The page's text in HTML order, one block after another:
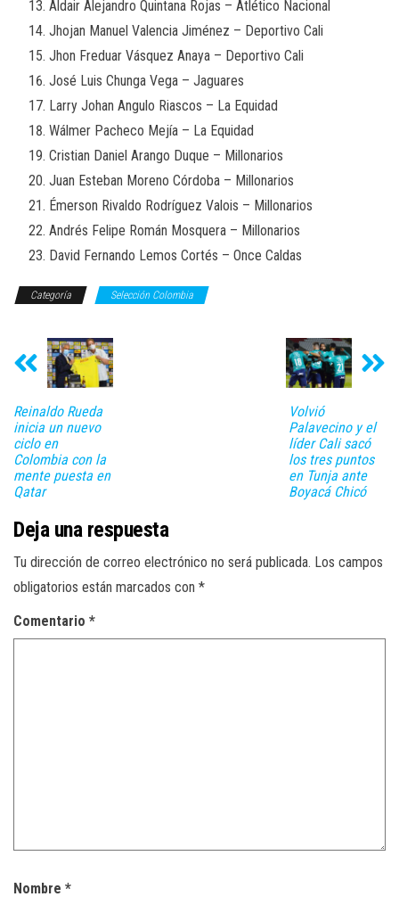
Aldair Alejandro Quintana Rojas – Atlético Nacional
Jhojan Manuel Valencia Jiménez – Deportivo Cali
Jhon Freduar Vásquez Anaya – Deportivo Cali
José Luis Chunga Vega – Jaguares
Larry Johan Angulo Riascos – La Equidad
Wálmer Pacheco Mejía – La Equidad
Cristian Daniel Arango Duque – Millonarios
Juan Esteban Moreno Córdoba – Millonarios
Émerson Rivaldo Rodríguez Valois – Millonarios
Andrés Felipe Román Mosquera – Millonarios
David Fernando Lemos Cortés – Once Caldas
Categoría Selección Colombia
Reinaldo Rueda
inicia un nuevo
ciclo en
Colombia con la
mente puesta en
Qatar
Volvió
Palavecino y el
líder Cali sacó
los tres puntos
en Tunja ante
Boyacá Chicó
Deja una respuesta
Tu dirección de correo electrónico no será publicada. Los campos
obligatorios están marcados con *
Comentario *
Nombre *